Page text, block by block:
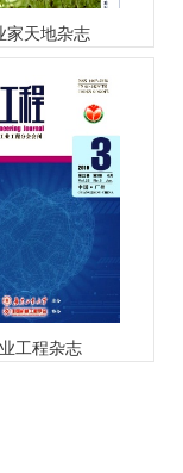
家天地杂志
工程杂志